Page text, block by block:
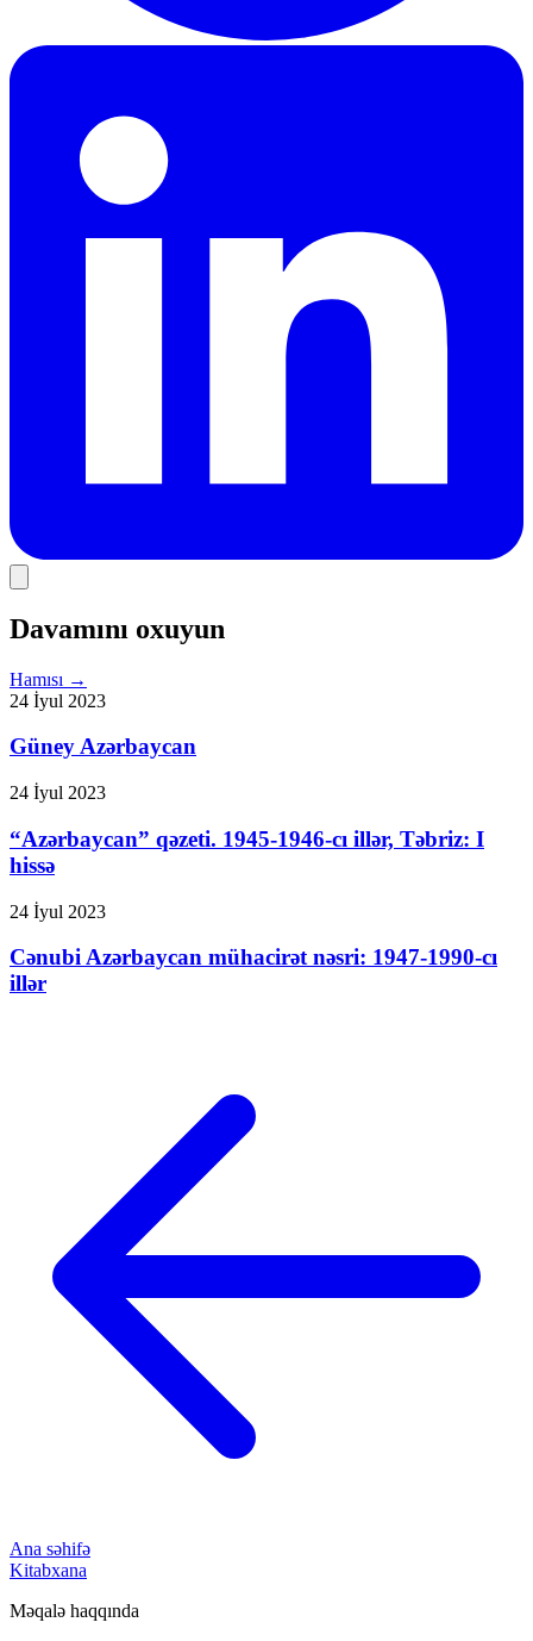
Davamını oxuyun
Hamısı →
24 İyul 2023
Güney Azərbaycan
24 İyul 2023
“Azərbaycan” qəzeti. 1945-1946-cı illər, Təbriz: I
hissə
24 İyul 2023
Cənubi Azərbaycan mühacirət nəsri: 1947-1990-cı
illər
Ana səhifə
Kitabxana
Məqalə haqqında